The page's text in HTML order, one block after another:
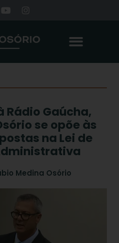
Rádio Gaúcha,
se opõe às
na Lei de
Medina Osório